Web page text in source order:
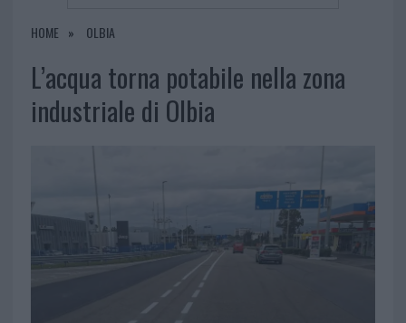
HOME OLBIA
L’acqua torna potabile nella zona
industriale di Olbia